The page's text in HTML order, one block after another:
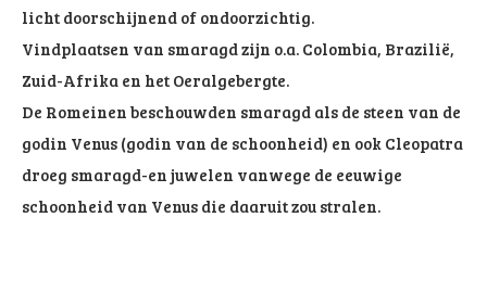
licht doorschijnend of ondoorzichtig.
Vindplaatsen van smaragd zijn o.a. Colombia, Brazilië,
Zuid-Afrika en het Oeralgebergte.
De Romeinen beschouwden smaragd als de steen van de
godin Venus (godin van de schoonheid) en ook Cleopatra
droeg smaragd-en juwelen vanwege de eeuwige
schoonheid van Venus die daaruit zou stralen.